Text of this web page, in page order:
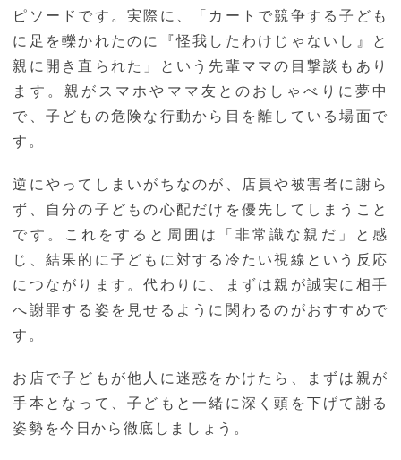
ピソードです。実際に、「カートで競争する子ども
に足を轢かれたのに『怪我したわけじゃないし』と
親に開き直られた」という先輩ママの目撃談もあり
ます。親がスマホやママ友とのおしゃべりに夢中
で、子どもの危険な行動から目を離している場面で
す。
逆にやってしまいがちなのが、店員や被害者に謝ら
ず、自分の子どもの心配だけを優先してしまうこと
です。これをすると周囲は「非常識な親だ」と感
じ、結果的に子どもに対する冷たい視線という反応
につながります。代わりに、まずは親が誠実に相手
へ謝罪する姿を見せるように関わるのがおすすめで
す。
お店で子どもが他人に迷惑をかけたら、まずは親が
手本となって、子どもと一緒に深く頭を下げて謝る
姿勢を今日から徹底しましょう。